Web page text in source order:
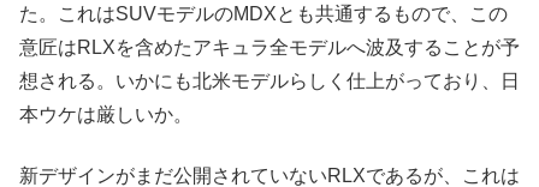
た。これはSUVモデルのMDXとも共通するもので、この
意匠はRLXを含めたアキュラ全モデルへ波及することが予
想される。いかにも北米モデルらしく仕上がっており、日
本ウケは厳しいか。
新デザインがまだ公開されていないRLXであるが、これは